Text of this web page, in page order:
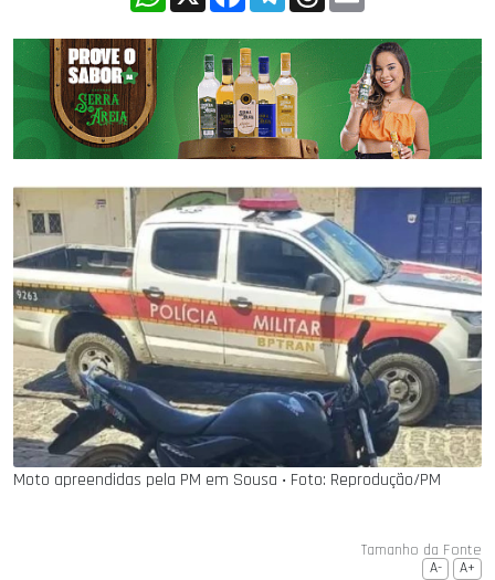
Moto apreendidas pela PM em Sousa ‧ Foto: Reprodução/PM
Tamanho da Fonte
A- A+